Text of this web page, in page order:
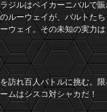
ルはベイカーニバルで
ルーウェイが、バルトた
ウェイ。その未知の実力
れ百人バトルに挑む。
ムはシスコ対シャカだ！